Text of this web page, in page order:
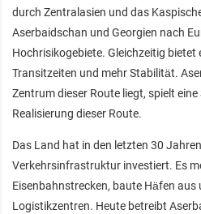
durch Zentralasien und das
Aserbaidschan und Georgien nach
Hochrisikogebiete. Gleichzeitig bietet
Transitzeiten und mehr Stabilität.
Zentrum dieser Route liegt, spielt
Realisierung dieser Route.
Das Land hat in den letzten 30
Verkehrsinfrastruktur investiert. Es
Eisenbahnstrecken, baute Häfen aus
Logistikzentren. Heute betreibt